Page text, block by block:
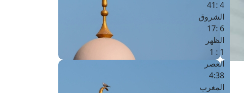
4 :41
الشروق
6 :17
الظهر
1 : 1
العصر
4:38
المغرب